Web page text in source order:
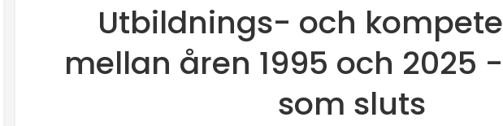
Utbildnings- och
mellan åren 1995 och 2025
som sluts